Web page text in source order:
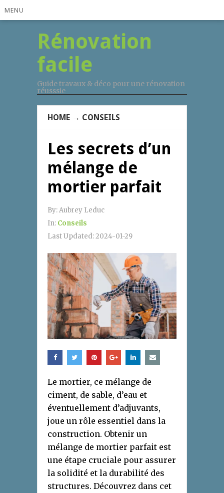
MENU
Rénovation
facile
Guide travaux & déco pour une rénovation
réusssie
HOME → CONSEILS
Les secrets d’un
mélange de
mortier parfait
By:Aubrey Leduc
In: Conseils
Last Updated:2024-01-29
Le mortier, ce mélange de
ciment, de sable, d’eau et
éventuellement d’adjuvants,
joue un rôle essentiel dans la
construction. Obtenir un
mélange de mortier parfait est
une étape cruciale pour assurer
la solidité et la durabilité des
structures. Découvrez dans cet